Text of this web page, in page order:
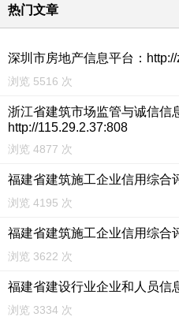
热门文章
深圳市房地产信息平台：
浏览 5516 次
浙江省建筑市场监管与诚信信
http://115.29.2.37:808
浏览 4877 次
福建省建筑施工企业信用综合
浏览 4195 次
福建省建筑施工企业信用综合
浏览 3622 次
福建省建设行业企业和人员信
浏览 3334 次